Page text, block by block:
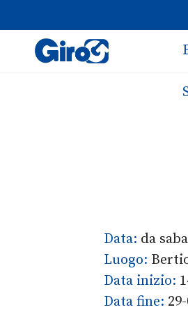
Data: da
Luogo:
Data inizio:
Data fine: